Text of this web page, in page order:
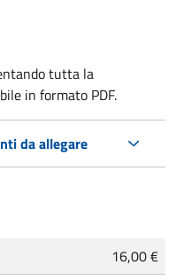
tutta la
in formato PDF.
da allegare
16,00 €